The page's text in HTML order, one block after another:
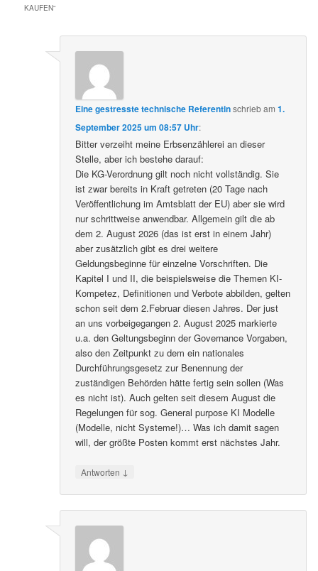
KAUFEN“
Eine gestresste technische Referentinschriebam1.
September 2025 um 08:57 Uhr:
Bitter verzeiht meine Erbsenzählerei an dieser
Stelle, aber ich bestehe darauf:
Die KG-Verordnung gilt noch nicht vollständig. Sie
ist zwar bereits in Kraft getreten (20 Tage nach
Veröffentlichung im Amtsblatt der EU) aber sie wird
nur schrittweise anwendbar. Allgemein gilt die ab
dem 2. August 2026 (das ist erst in einem Jahr)
aber zusätzlich gibt es drei weitere
Geldungsbeginne für einzelne Vorschriften. Die
Kapitel I und II, die beispielsweise die Themen KI-
Kompetez, Definitionen und Verbote abbilden, gelten
schon seit dem 2.Februar diesen Jahres. Der just
an uns vorbeigegangen 2. August 2025 markierte
u.a. den Geltungsbeginn der Governance Vorgaben,
also den Zeitpunkt zu dem ein nationales
Durchführungsgesetz zur Benennung der
zuständigen Behörden hätte fertig sein sollen (Was
es nicht ist). Auch gelten seit diesem August die
Regelungen für sog. General purpose KI Modelle
(Modelle, nicht Systeme!)… Was ich damit sagen
will, der größte Posten kommt erst nächstes Jahr.
Antworten ↓